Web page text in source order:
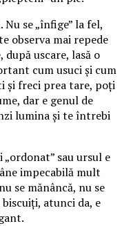
se „înfige” la fel,
observa mai repede
după uscare, lasă o
cum usuci și cum
și freci prea tare, poți
dar e genul de
lumina și te întrebi
sau ursul e
impecabilă mult
se mănâncă, nu se
atunci da, e